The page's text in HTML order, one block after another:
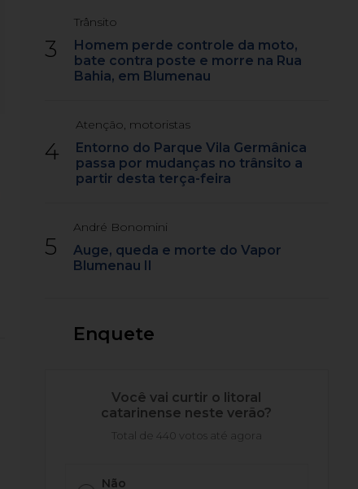
3
Trânsito
Homem perde controle da moto,
bate contra poste e morre na Rua
Bahia, em Blumenau
4
Atenção, motoristas
Entorno do Parque Vila Germânica
passa por mudanças no trânsito a
partir desta terça-feira
5
André Bonomini
Auge, queda e morte do Vapor
Blumenau II
Enquete
Você vai curtir o litoral
catarinense neste verão?
Total de 440 votos até agora
Não